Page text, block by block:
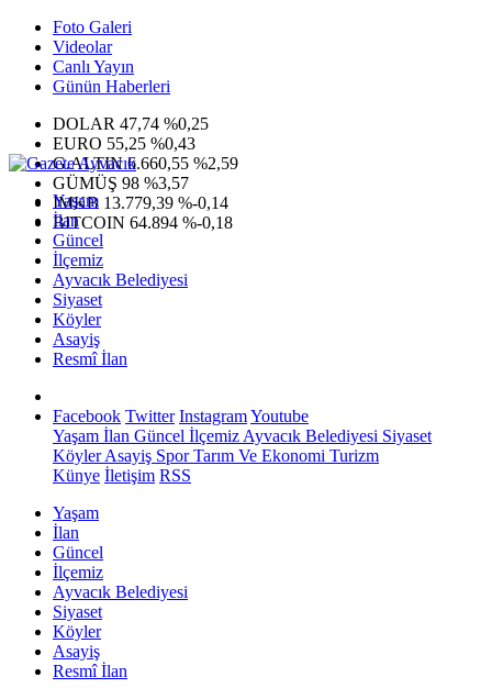
Foto Galeri
Videolar
Canlı Yayın
Günün Haberleri
DOLAR 47,74 %0,25
EURO 55,25 %0,43
G.ALTIN6.660,55 %2,59
GÜMÜŞ 98 %3,57
IMKB 13.779,39 %-0,14
BITCOIN 64.894 %-0,18
Yaşam
İlan
Güncel
İlçemiz
Ayvacık Belediyesi
Siyaset
Köyler
Asayiş
Resmî İlan
Facebook Twitter InstagramYoutube
Yaşam İlan Güncel İlçemiz Ayvacık Belediyesi Siyaset
KöylerAsayiş SporTarım Ve Ekonomi Turizm
Künye İletişim RSS
Yaşam
İlan
Güncel
İlçemiz
Ayvacık Belediyesi
Siyaset
Köyler
Asayiş
Resmî İlan